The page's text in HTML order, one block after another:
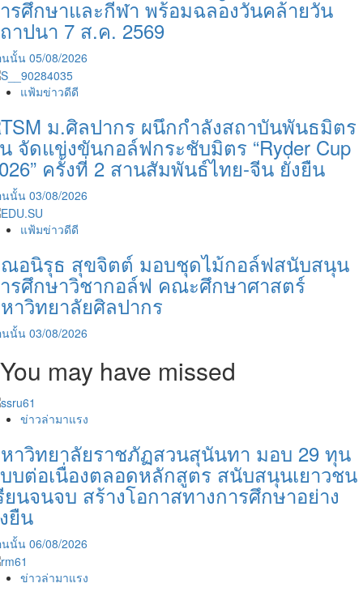
รศึกษาและกีฬา พร้อมฉลองวันคล้ายวัน
าปนา 7 ส.ค. 2569
นนั้น 05/08/2026
แฟ้มข่าวดีดี
ม.ศิลปากร ผนึกกำลังสถาบันพันธมิตร
จัดแข่งขันกอล์ฟกระชับมิตร “Ryder Cup
ครั้งที่ 2 สานสัมพันธ์ไทย-จีน ยั่งยืน
นนั้น 03/08/2026
แฟ้มข่าวดีดี
อนิรุธ สุขจิตต์ มอบชุดไม้กอล์ฟสนับสนุน
รศึกษาวิชากอล์ฟ คณะศึกษาศาสตร์
าวิทยาลัยศิลปากร
นนั้น 03/08/2026
You may have missed
ข่าวล่ามาแรง
าวิทยาลัยราชภัฏสวนสุนันทา มอบ 29 ทุน
บต่อเนื่องตลอดหลักสูตร สนับสนุนเยาวชน
ยนจนจบ สร้างโอกาสทางการศึกษาอย่าง
ยืน
นนั้น 06/08/2026
ข่าวล่ามาแรง